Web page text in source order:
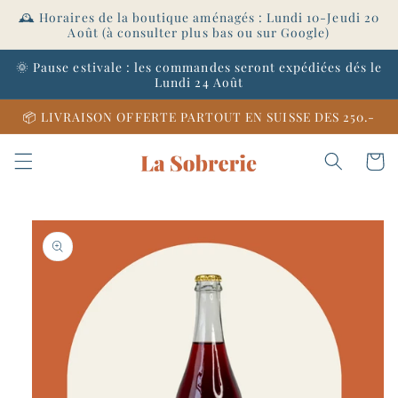
passer
contenu
🕰️ Horaires de la boutique aménagés : Lundi 10-Jeudi 20
Août (à consulter plus bas ou sur Google)
🌞 Pause estivale : les commandes seront expédiées dés le
Lundi 24 Août
📦 LIVRAISON OFFERTE PARTOUT EN SUISSE DES 250.-
Panier
Passer aux
informations
produits